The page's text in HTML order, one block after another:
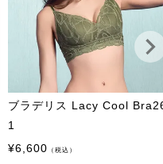
ブラデリス Lacy Cool
1
¥6,600 （税込）